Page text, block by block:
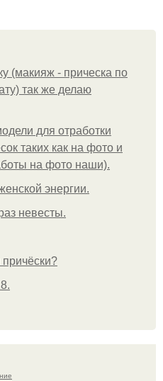
(макияж - прическа по
так же делаю
для отработки
таких как на фото и
на фото наши).
энергии.
невесты.